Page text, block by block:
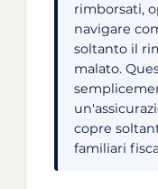
rimborsati,
navigare
soltanto il
malato.
copre
familiari